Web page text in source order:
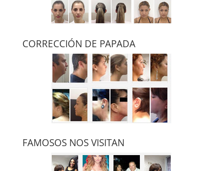
CORRECCIÓN DE PAPADA
FAMOSOS NOS VISITAN